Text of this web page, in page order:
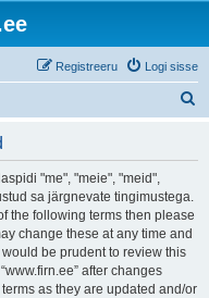
Logi sisse
Registreeru
"me", "meie", "meid",
sa järgnevate tingimustega.
the following terms then please
change these at any time and
be prudent to review this
after changes
as they are updated and/or